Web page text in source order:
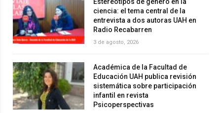
ciencia: el tema central de la
entrevista a dos autoras UAH en
Radio Recabarren
3 de agosto, 2026
Académica de la Facultad de
Educación UAH publica revisión
sistemática sobre participación
infantil en revista
Psicoperspectivas